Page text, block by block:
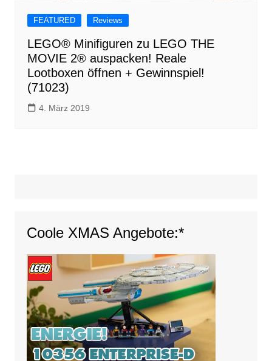
FEATURED Reviews
LEGO® Minifiguren zu LEGO THE
MOVIE 2® auspacken! Reale
Lootboxen öffnen + Gewinnspiel!
(71023)
4. März 2019
Coole XMAS Angebote:*